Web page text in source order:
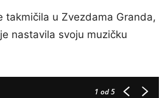
takmičila u Zvezdama Granda,
nastavila svoju muzičku
1 od 5